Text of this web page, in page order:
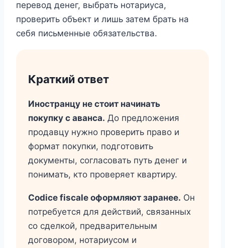
перевод денег, выбрать нотариуса,
проверить объект и лишь затем брать на
себя письменные обязательства.
Краткий ответ
Иностранцу не стоит начинать
покупку с аванса. До предложения
продавцу нужно проверить право и
формат покупки, подготовить
документы, согласовать путь денег и
понимать, кто проверяет квартиру.
Codice fiscale оформляют заранее. Он
потребуется для действий, связанных
со сделкой, предварительным
договором, нотариусом и